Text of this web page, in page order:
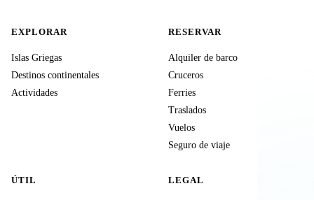
EXPLORAR
Islas Griegas
Destinos continentales
Actividades
RESERVAR
Alquiler de barco
Cruceros
Ferries
Traslados
Vuelos
Seguro de viaje
ÚTIL LEGAL